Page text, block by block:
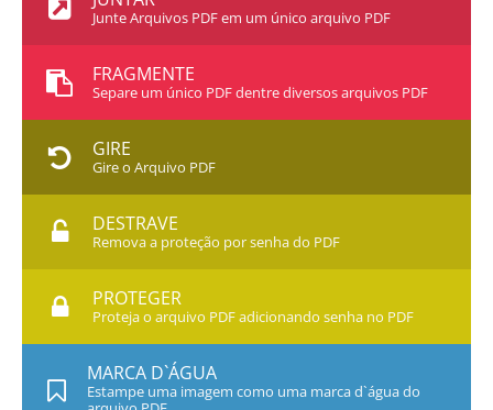
Junte Arquivos PDF em um único arquivo PDF
FRAGMENTE
Separe um único PDF dentre diversos arquivos PDF
GIRE
Gire o Arquivo PDF
DESTRAVE
Remova a proteção por senha do PDF
PROTEGER
Proteja o arquivo PDF adicionando senha no PDF
MARCA D`ÁGUA
Estampe uma imagem como uma marca d`água do